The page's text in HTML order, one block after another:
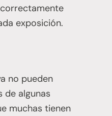
exposición.
no pueden
de algunas
muchas tienen